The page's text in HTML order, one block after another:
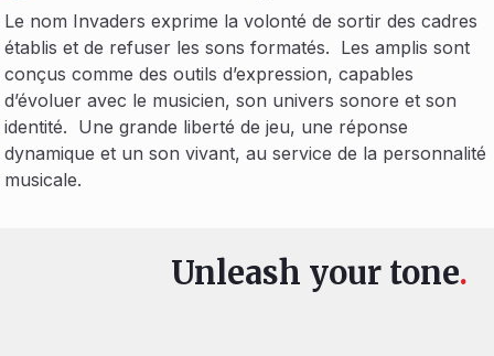
Le nom Invaders exprime la volonté de sortir des cadres
établis et de refuser les sons formatés. Les amplis sont
conçus comme des outils d’expression, capables
d’évoluer avec le musicien, son univers sonore et son
identité. Une grande liberté de jeu, une réponse
dynamique et un son vivant, au service de la personnalité
musicale.
Unleash your tone.